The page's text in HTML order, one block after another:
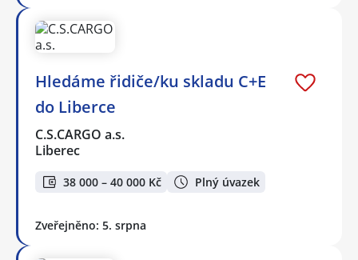
Hledáme řidiče/ku skladu C+E
do Liberce
C.S.CARGO a.s.
Liberec
38 000 – 40 000 Kč Plný úvazek
Zveřejněno: 5. srpna